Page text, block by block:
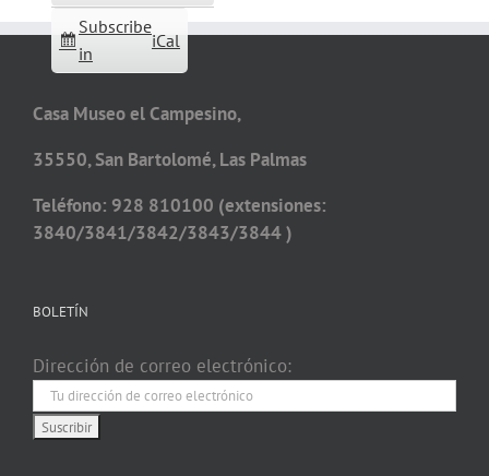
Subscribe
in
iCal
Casa Museo el Campesino,
35550, San Bartolomé, Las Palmas
Teléfono: 928 810100 (extensiones:
3840/3841/3842/3843/3844 )
BOLETÍN
Dirección de correo electrónico: